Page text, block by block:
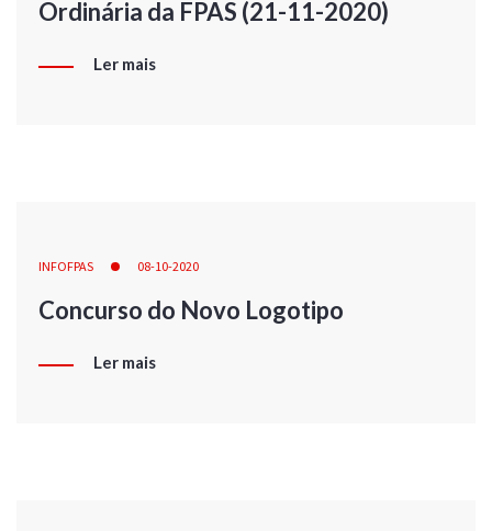
Ordinária da FPAS (21-11-2020)
Ler mais
INFOFPAS 08-10-2020
Concurso do Novo Logotipo
Ler mais